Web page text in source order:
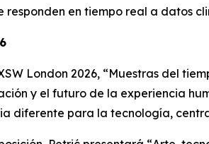
responden en tiempo real a datos
London 2026, “Muestras del
y el futuro de la experiencia
diferente para la tecnología,